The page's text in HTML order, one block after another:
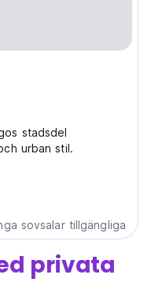
stadsdel
urban stil.
sovsalar tillgängliga
privata